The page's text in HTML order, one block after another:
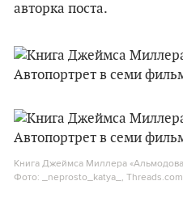
авторка поста.
Книга Джеймса Миллера
Фото: _neprosto_katya_,